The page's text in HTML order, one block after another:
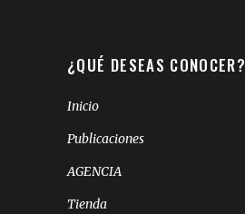
¿QUÉ DESEAS CONOCER?
Inicio
Publicaciones
AGENCIA
Tienda